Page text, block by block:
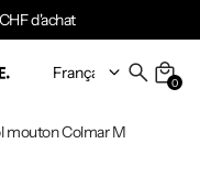
d'achat
0
mouton Colmar M